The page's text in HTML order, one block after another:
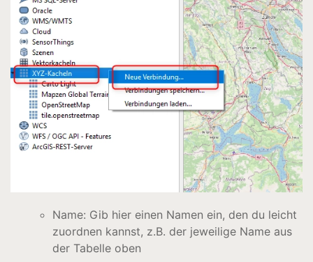
Name: Gib hier einen Namen ein, den du leicht
zuordnen kannst, z.B. der jeweilige Name aus
der Tabelle oben